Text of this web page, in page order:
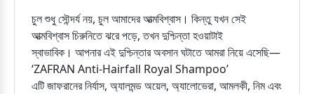
চুল শুধু সৌন্দর্য নয়, চুল আমাদের আত্মবিশ্বাস। কিন্তু যখন সেই
আত্মবিশ্বাস চিরুনিতে ঝরে পড়ে, তখন দুশ্চিন্তা হওয়াটাই
স্বাভাবিক। আপনার এই দুশ্চিন্তার অবসান ঘটাতে আমরা নিয়ে এসেছি—
‘ZAFRAN Anti-Hairfall Royal Shampoo’
এটি জাফরানের নির্যাস, অ্যালমন্ড অয়েল, অ্যালোভেরা, আমলকী, নিম এবং